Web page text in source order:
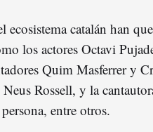
ecosistema catalán han
los actores Octavi
Quim Masferrer y
Rossell, y la
entre otros.